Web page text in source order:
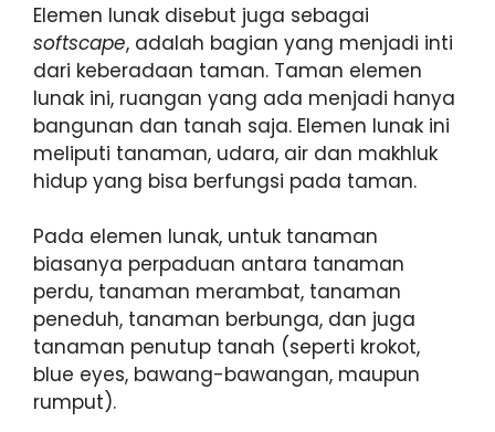
Elemen lunak disebut juga sebagai
softscape, adalah bagian yang menjadi inti
dari keberadaan taman. Taman elemen
lunak ini, ruangan yang ada menjadi hanya
bangunan dan tanah saja. Elemen lunak ini
meliputi tanaman, udara, air dan makhluk
hidup yang bisa berfungsi pada taman.
Pada elemen lunak, untuk tanaman
biasanya perpaduan antara tanaman
perdu, tanaman merambat, tanaman
peneduh, tanaman berbunga, dan juga
tanaman penutup tanah (seperti krokot,
blue eyes, bawang-bawangan, maupun
rumput).